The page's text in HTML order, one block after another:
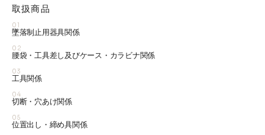
取扱商品
01
墜落制止用器具関係
02
腰袋・工具差し及びケース・カラビナ関係
03
工具関係
04
切断・穴あけ関係
05
位置出し・締め具関係